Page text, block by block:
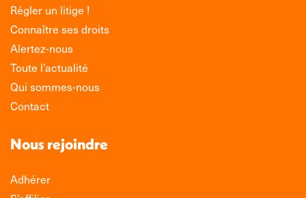
Régler un litige !
Connaître ses droits
Alertez-nous
Toute l’actualité
Qui sommes-nous
Contact
Nous rejoindre
Adhérer